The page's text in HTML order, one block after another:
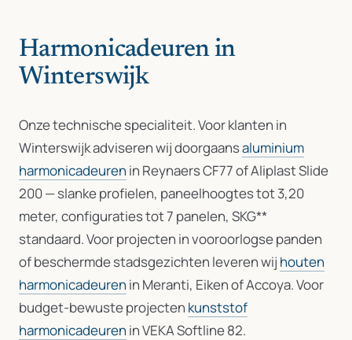
Harmonicadeuren in
Winterswijk
Onze technische specialiteit. Voor klanten in
Winterswijk adviseren wij doorgaansaluminium
harmonicadeuren in Reynaers CF77 of Aliplast Slide
200 — slanke profielen, paneelhoogtes tot 3,20
meter, configuraties tot 7 panelen, SKG**
standaard. Voor projecten in vooroorlogse panden
of beschermde stadsgezichten leveren wij houten
harmonicadeuren in Meranti, Eiken of Accoya. Voor
budget-bewuste projecten kunststof
harmonicadeuren in VEKA Softline 82.